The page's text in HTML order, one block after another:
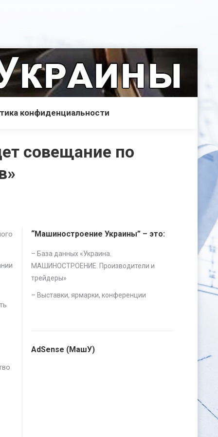
конфиденциальности
совещание по
“Машиностроение Украины” – это:
– База данных «Украина.
МАШИНОСТРОЕНИЕ. Производители и
трейдеры»
– Выставки, ярмарки, конференции
AdSense (МашУ)